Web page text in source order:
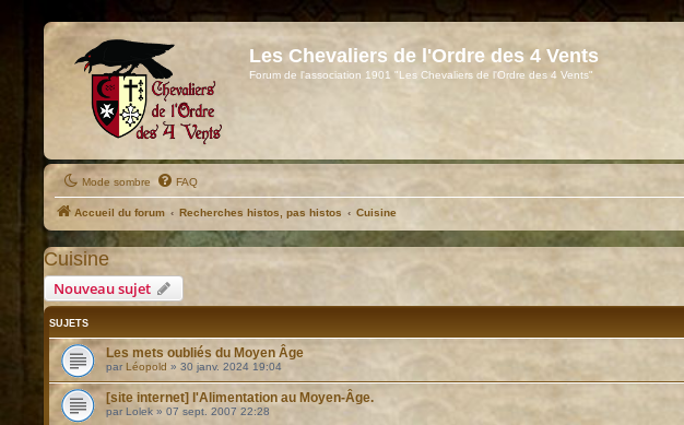
Les Chevaliers de l'Ordre des 4 Vents
Forum de l'association 1901 "Les Chevaliers de l'Ordre des 4 Vents"
Mode sombre FAQ
Accueil du forum Recherches histos, pas histos Cuisine
Cuisine
Nouveau sujet
SUJETS
Les mets oubliés du Moyen Âge
par Léopold » 30 janv. 2024 19:04
[site internet] l'Alimentation au Moyen-Âge.
par Lolek » 07 sept. 2007 22:28